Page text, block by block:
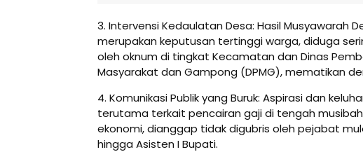
3. Intervensi Kedaulatan Desa: Hasil Musyawarah
merupakan keputusan tertinggi warga, diduga
oleh oknum di tingkat Kecamatan dan Dinas
Masyarakat dan Gampong (DPMG), mematikan
4. Komunikasi Publik yang Buruk: Aspirasi dan
terutama terkait pencairan gaji di tengah
ekonomi, dianggap tidak digubris oleh pejabat
hingga Asisten I Bupati.